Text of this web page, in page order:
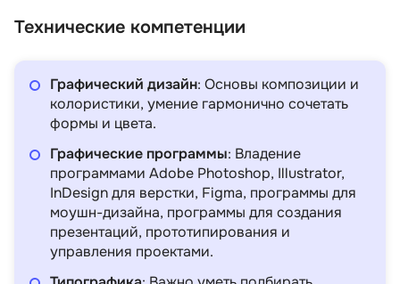
Технические компетенции
Графический дизайн: Основы композиции и
колористики, умение гармонично сочетать
формы и цвета.
Графические программы: Владение
программами Adobe Photoshop, Illustrator,
InDesign для верстки, Figma, программы для
моушн-дизайна, программы для создания
презентаций, прототипирования и
управления проектами.